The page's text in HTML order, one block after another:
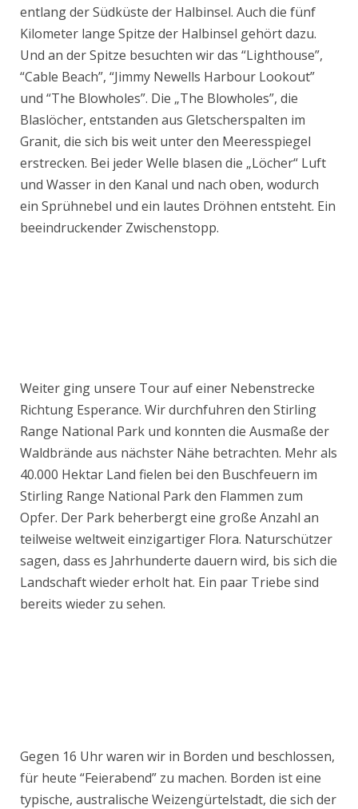
entlang der Südküste der Halbinsel. Auch die fünf
Kilometer lange Spitze der Halbinsel gehört dazu.
Und an der Spitze besuchten wir das “Lighthouse”,
“Cable Beach”, “Jimmy Newells Harbour Lookout”
und “The Blowholes”. Die „The Blowholes”, die
Blaslöcher, entstanden aus Gletscherspalten im
Granit, die sich bis weit unter den Meeresspiegel
erstrecken. Bei jeder Welle blasen die „Löcher“ Luft
und Wasser in den Kanal und nach oben, wodurch
ein Sprühnebel und ein lautes Dröhnen entsteht. Ein
beeindruckender Zwischenstopp.
Weiter ging unsere Tour auf einer Nebenstrecke
Richtung Esperance. Wir durchfuhren den Stirling
Range National Park und konnten die Ausmaße der
Waldbrände aus nächster Nähe betrachten. Mehr als
40.000 Hektar Land fielen bei den Buschfeuern im
Stirling Range National Park den Flammen zum
Opfer. Der Park beherbergt eine große Anzahl an
teilweise weltweit einzigartiger Flora. Naturschützer
sagen, dass es Jahrhunderte dauern wird, bis sich die
Landschaft wieder erholt hat. Ein paar Triebe sind
bereits wieder zu sehen.
Gegen 16 Uhr waren wir in Borden und beschlossen,
für heute “Feierabend” zu machen. Borden ist eine
typische, australische Weizengürtelstadt, die sich der